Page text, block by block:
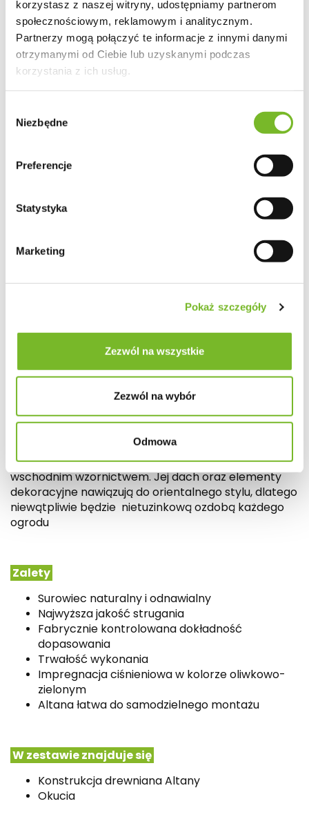
korzystasz z naszej witryny, udostępniamy partnerom
społecznościowym, reklamowym i analitycznym.
Partnerzy mogą połączyć te informacje z innymi danymi
otrzymanymi od Ciebie lub uzyskanymi podczas
korzystania z ich usług.
zgody
Niezbędne
Preferencje
Statystyka
Marketing
Pokaż szczegóły
Zezwól na wszystkie
Zezwól na wybór
Odmowa
Więcej informacji: 510 956 767
OPIS
DANE TECHNICZNE
JAPOŃSKA KOI
Altana 250 x 250 cm
Wood&Play
Altana Japońska Koiwyróżnia się efektownym
wschodnim wzornictwem. Jej dach oraz elementy
dekoracyjne nawiązują do orientalnego stylu, dlatego
niewątpliwie będzie nietuzinkową ozdobą każdego
ogrodu
Zalety
Surowiec naturalny i odnawialny
Najwyższa jakość strugania
Fabrycznie kontrolowana dokładność
dopasowania
Trwałość wykonania
Impregnacja ciśnieniowa w kolorze oliwkowo-
zielonym
Altana łatwa do samodzielnego montażu
W zestawie znajduje się
Konstrukcja drewniana Altany
Okucia